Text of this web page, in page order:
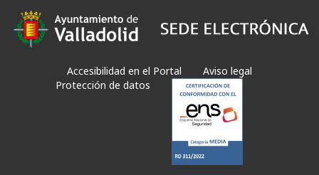
Accesibilidad en el Portal
Aviso legal
Protección de datos